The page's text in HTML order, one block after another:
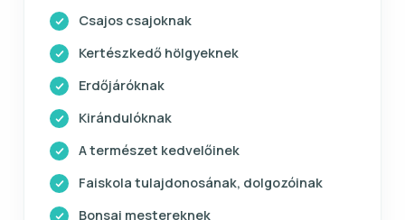
Csajos csajoknak
Kertészkedő hölgyeknek
Erdőjáróknak
Kirándulóknak
A természet kedvelőinek
Faiskola tulajdonosának, dolgozóinak
Bonsai mestereknek